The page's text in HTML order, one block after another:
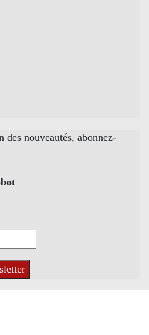
nouveautés, abonnez-